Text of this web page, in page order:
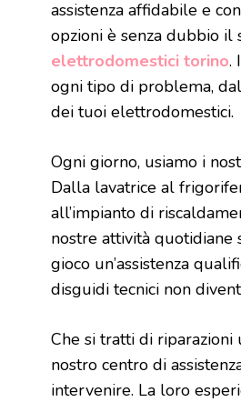
assistenza affidabile e
opzioni è senza dubbio
elettrodomestici torino.
ogni tipo di problema,
dei tuoi elettrodomestici.
Ogni giorno, usiamo i
Dalla lavatrice al
all’impianto di
nostre attività quotidiane
gioco un’assistenza
disguidi tecnici non
Che si tratti di
nostro centro di
intervenire. La loro